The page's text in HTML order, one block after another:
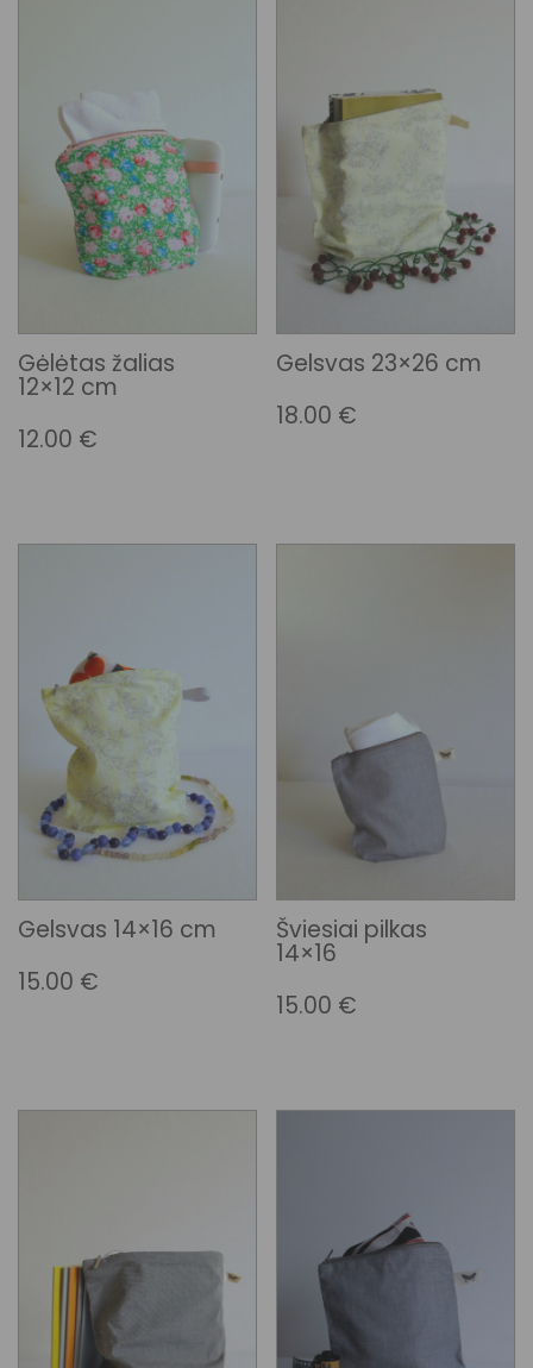
Gėlėtas žalias
12×12 cm
12.00 €
Gelsvas 23×26 cm
18.00 €
Gelsvas 14×16 cm
15.00 €
Šviesiai pilkas
14×16
15.00 €